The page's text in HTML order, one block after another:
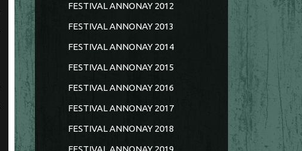
FESTIVAL ANNONAY 2012
FESTIVAL ANNONAY 2013
FESTIVAL ANNONAY 2014
FESTIVAL ANNONAY 2015
FESTIVAL ANNONAY 2016
FESTIVAL ANNONAY 2017
FESTIVAL ANNONAY 2018